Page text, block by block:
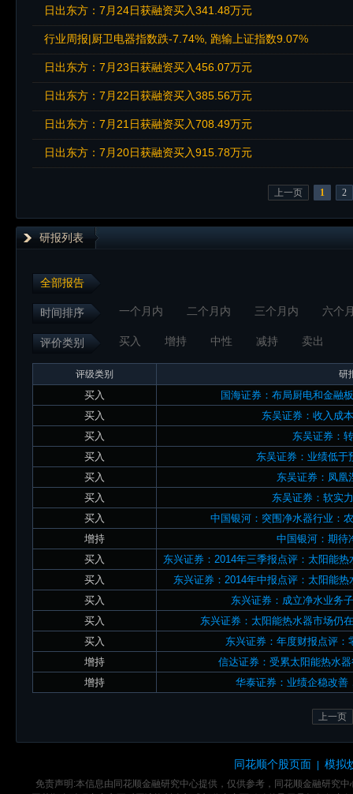
日出东方：7月24日获融资买入341.48万元
行业周报|厨卫电器指数跌-7.74%, 跑输上证指数9.07%
日出东方：7月23日获融资买入456.07万元
日出东方：7月22日获融资买入385.56万元
日出东方：7月21日获融资买入708.49万元
日出东方：7月20日获融资买入915.78万元
上一页 1 2
研报列表
全部报告
时间排序 一个月内 二个月内 三个月内 六个
评价类别 买入 增持 中性 减持 卖出
评级类别 研
买入
国海证券：布局厨电和金融
买入
东吴证券：收入成
买入
东吴证券：
买入
东吴证券：业绩低于
买入
东吴证券：凤凰
买入
东吴证券：软实
买入
中国银河：突围净水器行业：
增持
中国银河：期待
买入
东兴证券：2014年三季报点评：太阳能
买入
东兴证券：2014年中报点评：太阳能
买入
东兴证券：成立净水业务
买入
东兴证券：太阳能热水器市场仍
买入
东兴证券：年度财报点评
增持
信达证券：受累太阳能热水
增持
华泰证券：业绩企稳改善
上一页
同花顺个股页面 | 模拟
免责声明:本信息由同花顺金融研究中心提供，仅供参考，同花顺金融研究